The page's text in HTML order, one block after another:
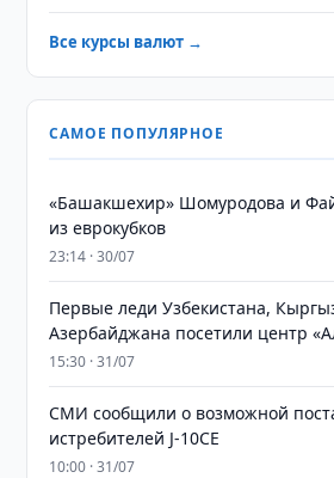
Все курсы валют →
САМОЕ ПОПУЛЯРНОЕ
«Башакшехир» Шомуродова и
из еврокубков
23:14 · 30/07
Первые леди Узбекистана,
Азербайджана посетили центр
15:30 · 31/07
СМИ сообщили о возможной
истребителей J-10CE
10:00 · 31/07